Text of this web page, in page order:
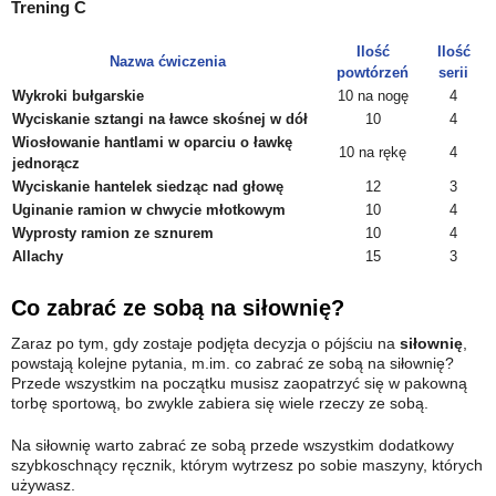
Trening C
Nazwa ćwiczenia
Ilość
powtórzeń
Ilość
serii
Wykroki bułgarskie
10 na nogę
4
Wyciskanie sztangi na ławce skośnej w dół
10
4
Wiosłowanie hantlami w oparciu o ławkę
jednorącz
10 na rękę 4
Wyciskanie hantelek siedząc nad głowę 12
3
Uginanie ramion w chwycie młotkowym
10
4
Wyprosty ramion ze sznurem
10
4
Allachy
15 3
Co zabrać ze sobą na siłownię?
Zaraz po tym, gdy zostaje podjęta decyzja o pójściu na siłownię
powstają kolejne pytania, m.im. co zabrać ze sobą na siłownię?
Przede wszystkim na początku musisz zaopatrzyć się w pakowną
torbę sportową, bo zwykle zabiera się wiele rzeczy ze sobą.
Na siłownię warto zabrać ze sobą przede wszystkim dodatkowy
szybkoschnący ręcznik, którym wytrzesz po sobie maszyny, których
używasz.